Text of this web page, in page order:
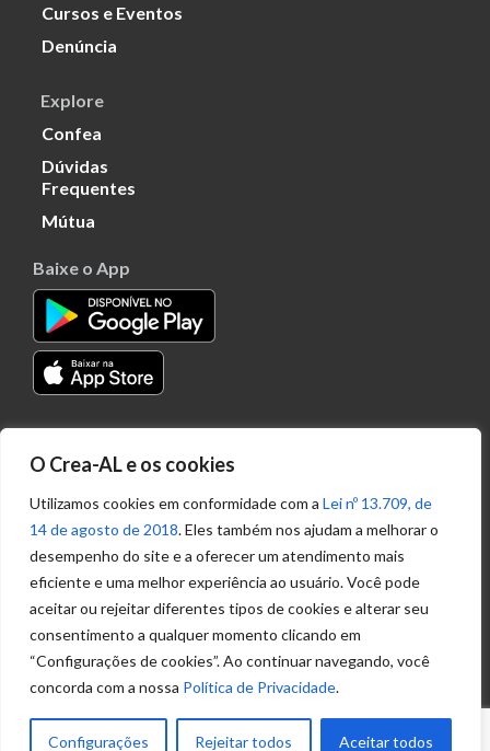
O Crea-AL e os cookies
Utilizamos cookies em conformidade com a Lei nº 13.709, de
14 de agosto de 2018. Eles também nos ajudam a melhorar o
desempenho do site e a oferecer um atendimento mais
eficiente e uma melhor experiência ao usuário. Você pode
aceitar ou rejeitar diferentes tipos de cookies e alterar seu
consentimento a qualquer momento clicando em
“Configurações de cookies”. Ao continuar navegando, você
concorda com a nossa Política de Privacidade.
Configurações Rejeitar todos Aceitar todos
Cursos e Eventos
Denúncia
Explore
Confea
Dúvidas
Frequentes
Mútua
Baixe o App
Transparência
Portal
Acesso à
Informação
Política de
Privacidade de
Ouvidoria
(82) 2123 0864
ouvidoria@crea-al.org.br